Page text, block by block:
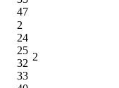
47
2
24
25
32
33
2